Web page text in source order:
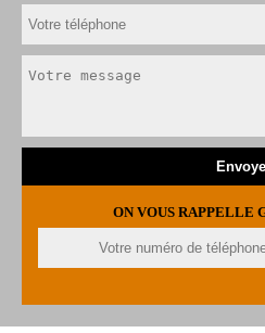
ON VOUS RAPPELLE